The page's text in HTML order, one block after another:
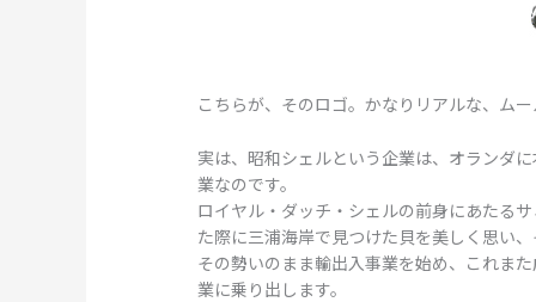
こちらが、そのロゴ。かなりリアルな、ム
実は、昭和シェルという企業は、オランダ
業なのです。
ロイヤル・ダッチ・シェルの前身にあたる
た際に三浦海岸で見つけた貝を美しく思い
その勢いのまま輸出入事業を始め、これま
業に乗り出します。